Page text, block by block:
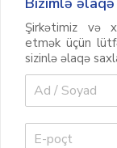
Şirkətimiz və
etmək üçün
sizinlə əlaqə